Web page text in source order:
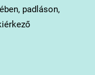
padláson,